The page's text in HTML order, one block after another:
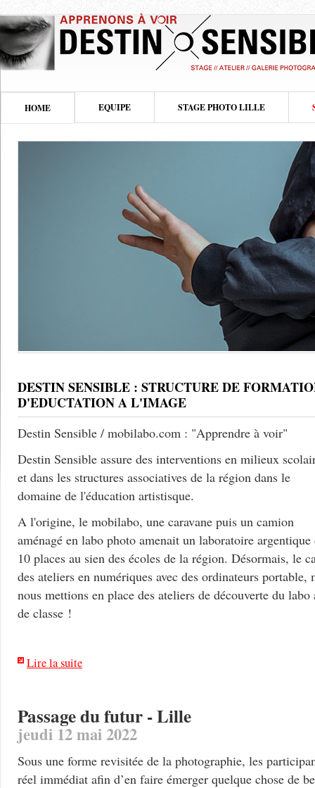
HOME EQUIPE STAGE PHOTO LILLE
DESTIN SENSIBLE : STRUCTURE DE
D'EDUCTATION A L'IMAGE
Destin Sensible / mobilabo.com : "Apprendre à voir"
Destin Sensible assure des interventions en milieux
et dans les structures associatives de la région dans le
domaine de l'éducation artistisque.
A l'origine, le mobilabo, une caravane puis un camion
aménagé en labo photo amenait un laboratoire argentique
10 places au sien des écoles de la région. Désormais, le
des ateliers en numériques avec des ordinateurs
nous mettions en place des ateliers de découverte du labo
de classe !
Lire la suite
Passage du futur - Lille
jeudi 12 mai 2022
Sous une forme revisitée de la photographie, les
réel immédiat afin d’en faire émerger quelque chose de